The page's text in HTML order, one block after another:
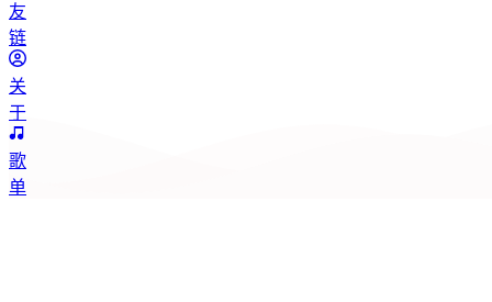
分
类
标
签
归
档
友
链
关
于
歌
单